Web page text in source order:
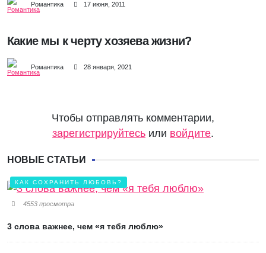
Романтика 17 июня, 2011
Какие мы к черту хозяева жизни?
Романтика 28 января, 2021
Чтобы отправлять комментарии,
зарегистрируйтесь или войдите.
НОВЫЕ СТАТЬИ
КАК СОХРАНИТЬ ЛЮБОВЬ?
4553 просмотра
3 слова важнее, чем «я тебя люблю»